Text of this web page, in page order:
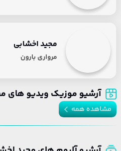
مجید اخشابی
مرواری بارون
آرشیو موزیک ویدیو های
مشاهده همه